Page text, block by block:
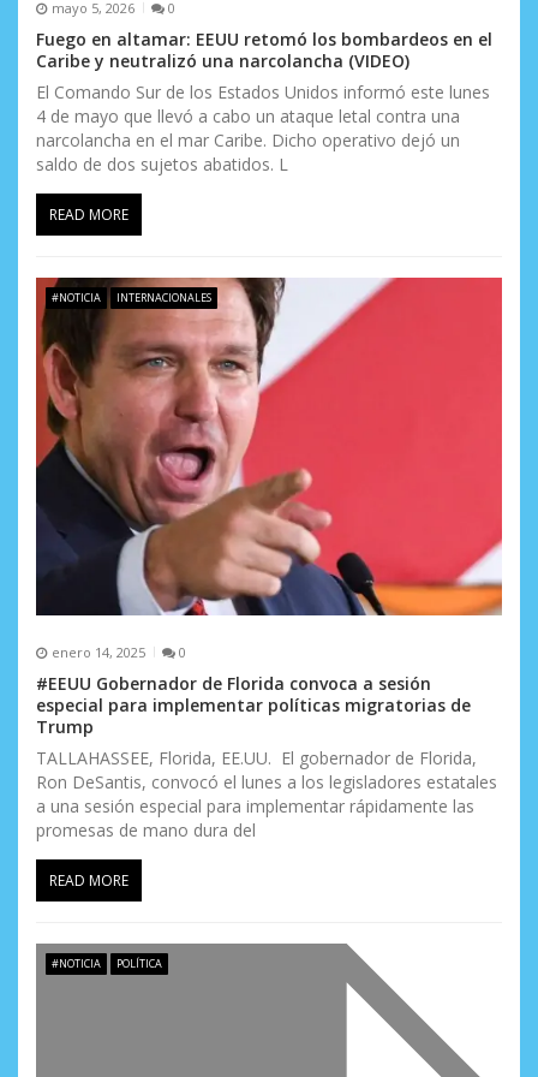
s mayo 5, 2026 0
Fuego en altamar: EEUU retomó los bombardeos en el
Caribe y neutralizó una narcolancha (VIDEO)
El Comando Sur de los Estados Unidos informó este lunes
4 de mayo que llevó a cabo un ataque letal contra una
narcolancha en el mar Caribe. Dicho operativo dejó un
saldo de dos sujetos abatidos. L
READ MORE
#NOTICIA INTERNACIONALES
enero 14, 2025 0
#EEUU Gobernador de Florida convoca a sesión
especial para implementar políticas migratorias de
Trump
TALLAHASSEE, Florida, EE.UU. El gobernador de Florida,
Ron DeSantis, convocó el lunes a los legisladores estatales
a una sesión especial para implementar rápidamente las
promesas de mano dura del
READ MORE
#NOTICIA POLÍTICA